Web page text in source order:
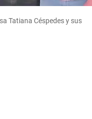
Tatiana Céspedes y sus